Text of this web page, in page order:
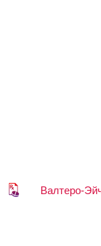
Валтеро-